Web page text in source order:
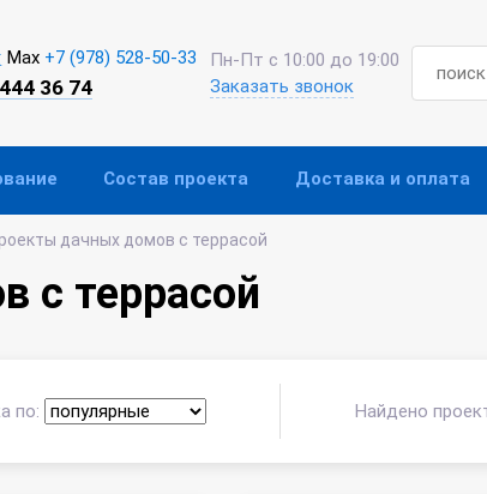
Max +7 (978) 528-50-33
36 74
Пн-Пт с 10:00 до 19:00
Заказать звонок
Состав проекта Доставка и оплата
дачных домов с террасой
с террасой
по: Найдено